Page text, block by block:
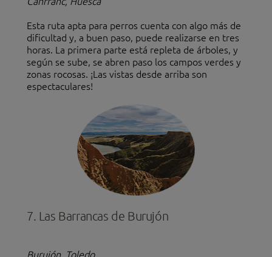
Esta ruta apta para perros cuenta con algo más de
dificultad y, a buen paso, puede realizarse en tres
horas. La primera parte está repleta de árboles, y
según se sube, se abren paso los campos verdes y
zonas rocosas. ¡Las vistas desde arriba son
espectaculares!
7. Las Barrancas de Burujón
Burujón, Toledo